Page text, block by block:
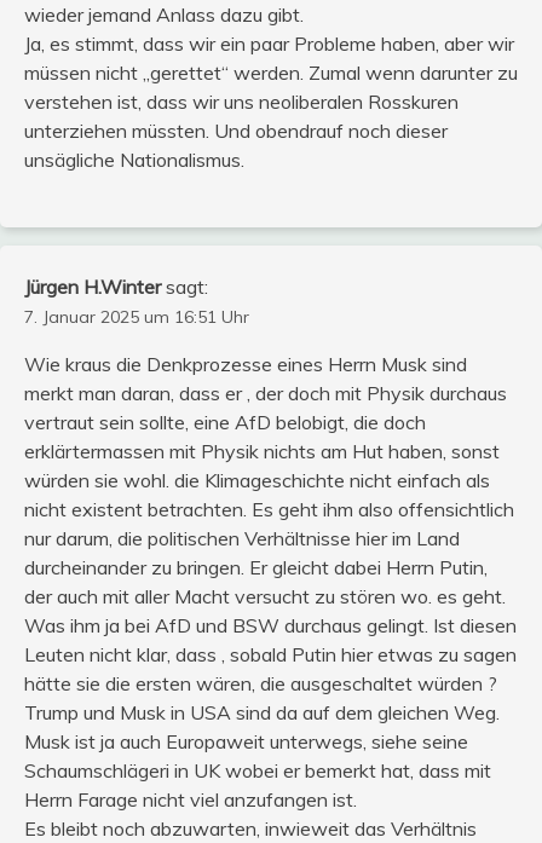
wieder jemand Anlass dazu gibt.
Ja, es stimmt, dass wir ein paar Probleme haben, aber wir
müssen nicht „gerettet“ werden. Zumal wenn darunter zu
verstehen ist, dass wir uns neoliberalen Rosskuren
unterziehen müssten. Und obendrauf noch dieser
unsägliche Nationalismus.
Jürgen H.Winter sagt:
7. Januar 2025 um 16:51 Uhr
Wie kraus die Denkprozesse eines Herrn Musk sind
merkt man daran, dass er , der doch mit Physik durchaus
vertraut sein sollte, eine AfD belobigt, die doch
erklärtermassen mit Physik nichts am Hut haben, sonst
würden sie wohl. die Klimageschichte nicht einfach als
nicht existent betrachten. Es geht ihm also offensichtlich
nur darum, die politischen Verhältnisse hier im Land
durcheinander zu bringen. Er gleicht dabei Herrn Putin,
der auch mit aller Macht versucht zu stören wo. es geht.
Was ihm ja bei AfD und BSW durchaus gelingt. Ist diesen
Leuten nicht klar, dass , sobald Putin hier etwas zu sagen
hätte sie die ersten wären, die ausgeschaltet würden ?
Trump und Musk in USA sind da auf dem gleichen Weg.
Musk ist ja auch Europaweit unterwegs, siehe seine
Schaumschlägeri in UK wobei er bemerkt hat, dass mit
Herrn Farage nicht viel anzufangen ist.
Es bleibt noch abzuwarten, inwieweit das Verhältnis